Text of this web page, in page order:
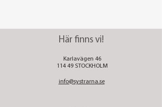
Här finns vi!
Karlavägen 46
114 49 STOCKHOLM
info@systrarna.se